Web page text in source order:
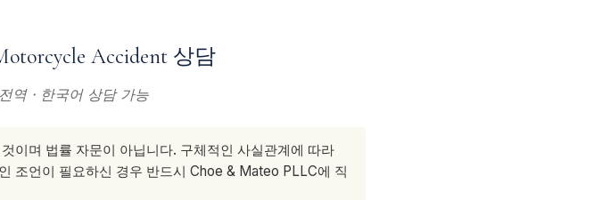
Accident 상담
역 · 한국어 상담 가능
이며 법률 자문이 아닙니다. 구체적인 사실관계에 따라
조언이 필요하신 경우 반드시 Choe & Mateo PLLC에 직